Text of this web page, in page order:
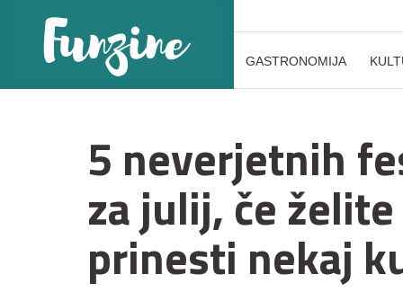
GASTRONOMIJA
5 neverjetnih
za julij, če
prinesti nekaj